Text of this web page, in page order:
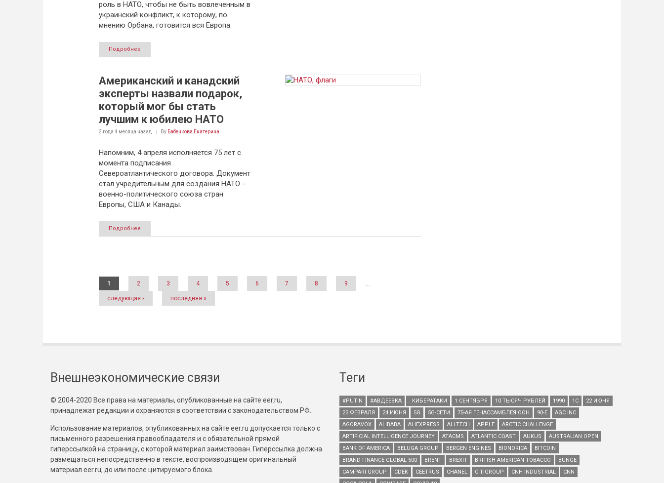
роль в НАТО, чтобы не быть вовлеченным в
украинский конфликт, к которому, по
мнению Орбана, готовится вся Европа.
Подробнее
Американский и канадский
эксперты назвали подарок,
который мог бы стать
лучшим к юбилею НАТО
2 года 4 месяца назад By Бабенкова Екатерина
Напомним, 4 апреля исполняется 75 лет с
момента подписания
Североатлантического договора. Документ
стал учредительным для создания НАТО -
военно-политического союза стран
Европы, США и Канады.
Подробнее
Страницы
1 2 3 4 5 6 7 8 9 …
следующая › последняя »
Внешнеэкономические связи
© 2004-2020 Все права на материалы, опубликованные на сайте eer.ru,
принадлежат редакции и охраняются в соответствии с законодательством РФ.
Использование материалов, опубликованных на сайте eer.ru допускается только с
письменного разрешения правообладателя и с обязательной прямой
гиперссылкой на страницу, с которой материал заимствован. Гиперссылка должна
размещаться непосредственно в тексте, воспроизводящем оригинальный
материал eer.ru, до или после цитируемого блока.
Теги
#PUTIN #АВДЕЕВКА . КИБЕРАТАКИ 1 СЕНТЯБРЯ 10 ТЫСЯЧ РУБЛЕЙ 1990 1С
22 ИЮНЯ
23 ФЕВРАЛЯ
24 ИЮНЯ 5G 5G-СЕТИ 75-АЯ ГЕНАССАМБЛЕЯ ООН 90-Е
AGC INC
AGORAVOX
ALIBABA ALIEXPRESS ALLTECH APPLE
ARCTIC CHALLENGE
ARTIFICIAL INTELLIGENCE JOURNEY
ATACMS ATLANTIC COAST AUKUS
AUSTRALIAN OPEN
BANK OF AMERICA
BELUGA GROUP BERGEN ENGINES BIONORICA
BITCOIN
BRAND FINANCE GLOBAL 500
BRENT BREXIT BRITISH AMERICAN TOBACCO
BUNGE
CAMPARI GROUP
CDEK CEETRUS CHANEL CITIGROUP CNH INDUSTRIAL
CNN